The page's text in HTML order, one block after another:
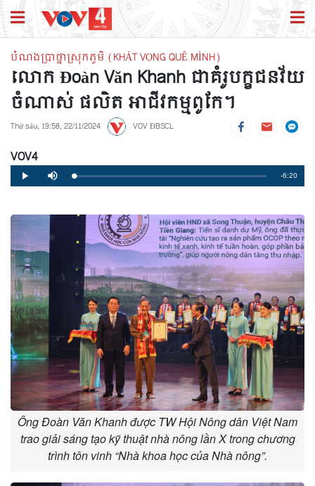
បំណងប្រាថ្នាស្រុកភូមិ (KHÁT VỌNG QUÊ MÌNH)
លោក Đoàn Văn Khanh ជាគំរូបក្ខជនវ័យ
ចំណាស់ ផលិត អាជីវកម្មពូកែ។
Thứ sáu, 19:58, 22/11/2024 VOV ĐBSCL
VOV4
Play Mute Loaded:
0%
Progress:
0%
Remaining
-6:20
Ông Đoàn Văn Khanh được TW Hội Nông dân Việt Nam
trao giải sáng tạo kỹ thuật nhà nông lần X trong chương
trình tôn vinh “Nhà khoa học của Nhà nông”.